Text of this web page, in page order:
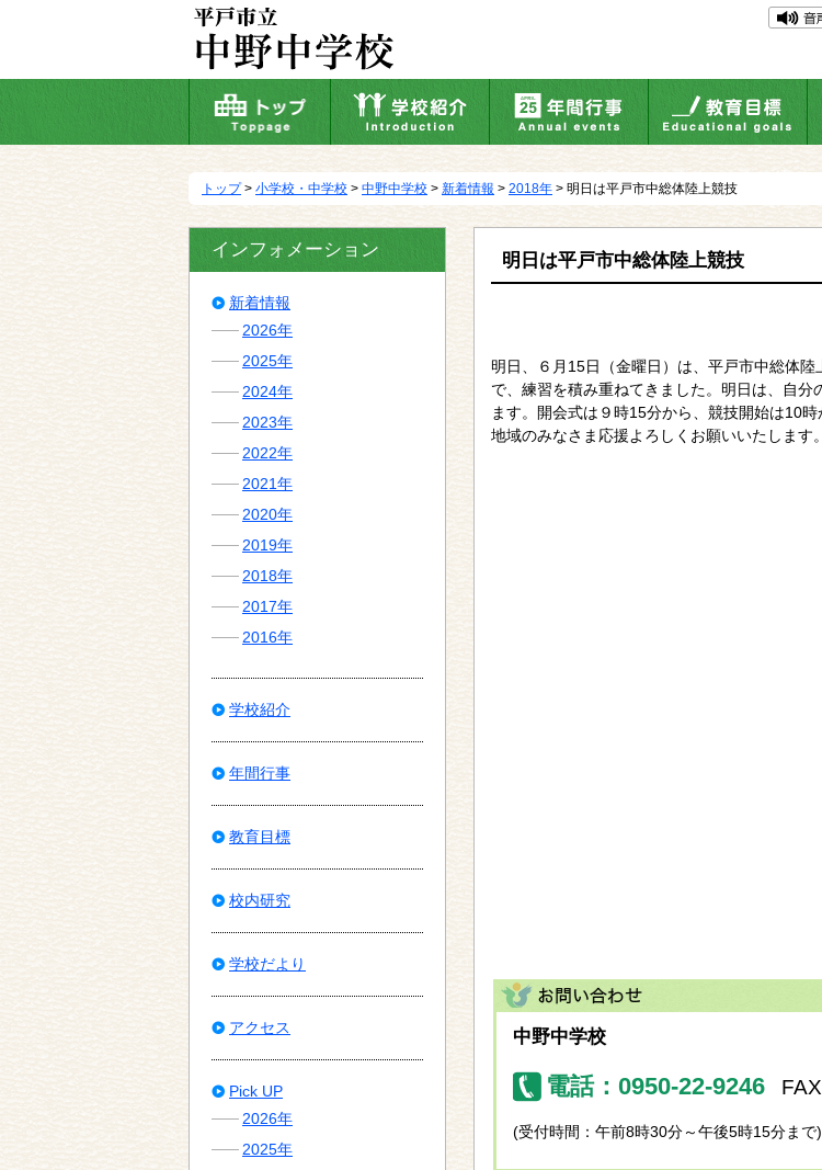
動
トップ> 小学校・中学校 > 中野中学校 > 新着情報 > 2018年 > 明日は平戸市中総体陸上競技
明日は平戸市中総体陸上競技
明日、６月15日（金曜日）は、平戸市中総体
で、練習を積み重ねてきました。明日は、自
ます。開会式は９時15分から、競技開始は10
地域のみなさま応援よろしくお願いいたします。
中野中学校
電話：0950-22-9246
(受付時間：午前8時30分～午後5時15分まで)
インフォメーション
新着情報
2026年
2025年
2024年
2023年
2022年
2021年
2020年
2019年
2018年
2017年
2016年
学校紹介
年間行事
教育目標
校内研究
学校だより
アクセス
Pick UP
2026年
2025年